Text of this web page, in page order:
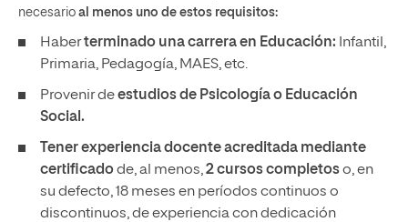
necesario al menos uno de estos requisitos:
Haberterminado una carrera en Educación: Infantil,
Primaria, Pedagogía, MAES, etc.
Provenir deestudios de Psicología o Educación
Social.
Tener experiencia docenteacreditada mediante
certificadode, al menos,2cursos completoso, en
su defecto, 18 meses en períodos continuos o
discontinuos, de experiencia con dedicación